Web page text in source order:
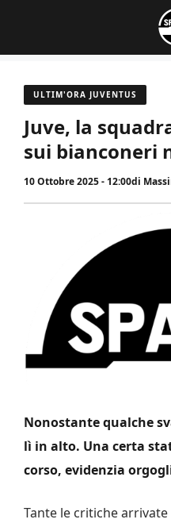
contenuto
ULTIM'ORA JUVENTUS
Juve, la
sui bianconeri
10 Ottobre 2025 - 12:00di
Nonostante qualche
lì in alto. Una certa
corso, evidenzia
Tante le critiche